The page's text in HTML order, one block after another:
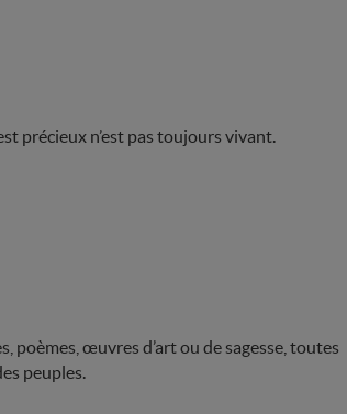
précieux n’est pas toujours vivant.
poèmes, œuvres d’art ou de sagesse, toutes
peuples.